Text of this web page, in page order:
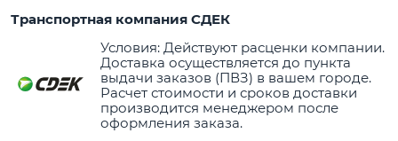
Транспортная компания СДЕК
Условия: Действуют расценки компании.
Доставка осуществляется до пункта
выдачи заказов (ПВЗ) в вашем городе.
Расчет стоимости и сроков доставки
производится менеджером после
оформления заказа.